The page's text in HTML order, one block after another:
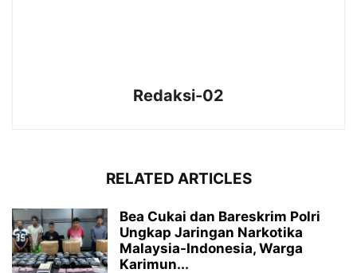
Redaksi-02
RELATED ARTICLES
Bea Cukai dan Bareskrim Polri
Ungkap Jaringan Narkotika
Malaysia-Indonesia, Warga
Karimun...